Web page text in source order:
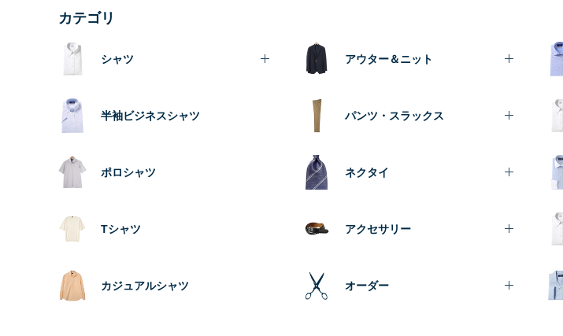
カテゴリ
シャツ
半袖ビジネスシャツ
ポロシャツ
Tシャツ
カジュアルシャツ
アウター＆ニット
パンツ・スラックス
ネクタイ
アクセサリー
オーダー